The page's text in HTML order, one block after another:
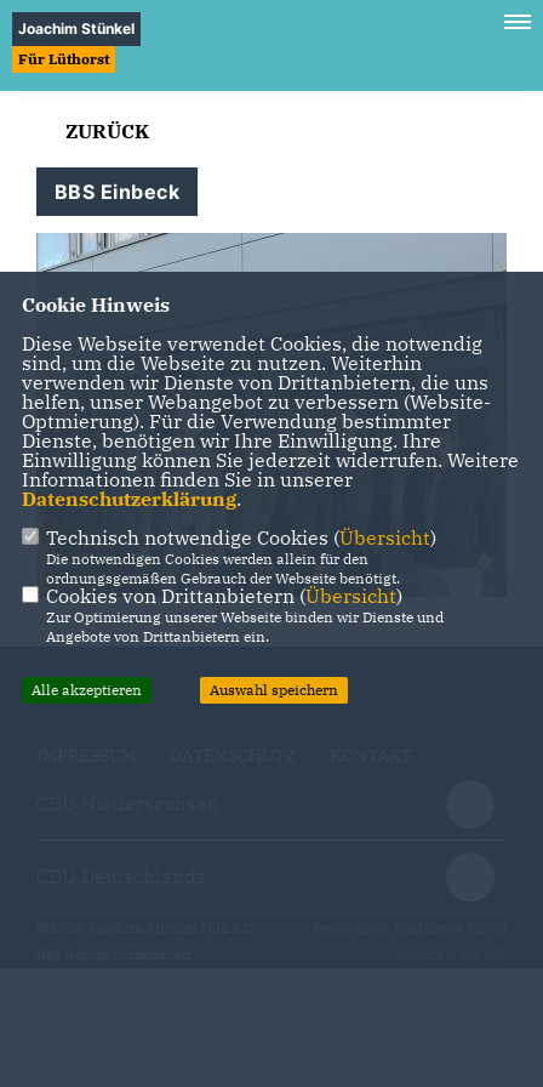
Joachim Stünkel
Für Lüthorst
ZURÜCK
BBS Einbeck
Cookie Hinweis
Diese Webseite verwendet Cookies, die notwendig
sind, um die Webseite zu nutzen. Weiterhin
verwenden wir Dienste von Drittanbietern, die uns
helfen, unser Webangebot zu verbessern (Website-
Optmierung). Für die Verwendung bestimmter
Dienste, benötigen wir Ihre Einwilligung. Ihre
Einwilligung können Sie jederzeit widerrufen. Weitere
Informationen finden Sie in unserer
Datenschutzerklärung.
Technisch notwendige Cookies (Übersicht)
Die notwendigen Cookies werden allein für den
ordnungsgemäßen Gebrauch der Webseite benötigt.
Cookies von Drittanbietern (Übersicht)
Zur Optimierung unserer Webseite binden wir Dienste und
Angebote von Drittanbietern ein.
Alle akzeptieren Auswahl speichern